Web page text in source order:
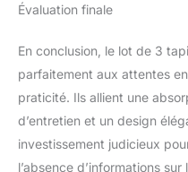
Évaluation finale
En conclusion, le lot de 3
parfaitement aux attentes
praticité. Ils allient une
d’entretien et un design
investissement judicieux
l’absence d’informations